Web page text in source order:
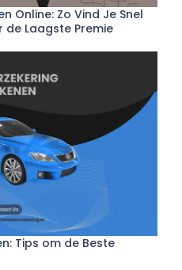
Online: Zo Vind Je Snel
de Laagste Premie
Tips om de Beste